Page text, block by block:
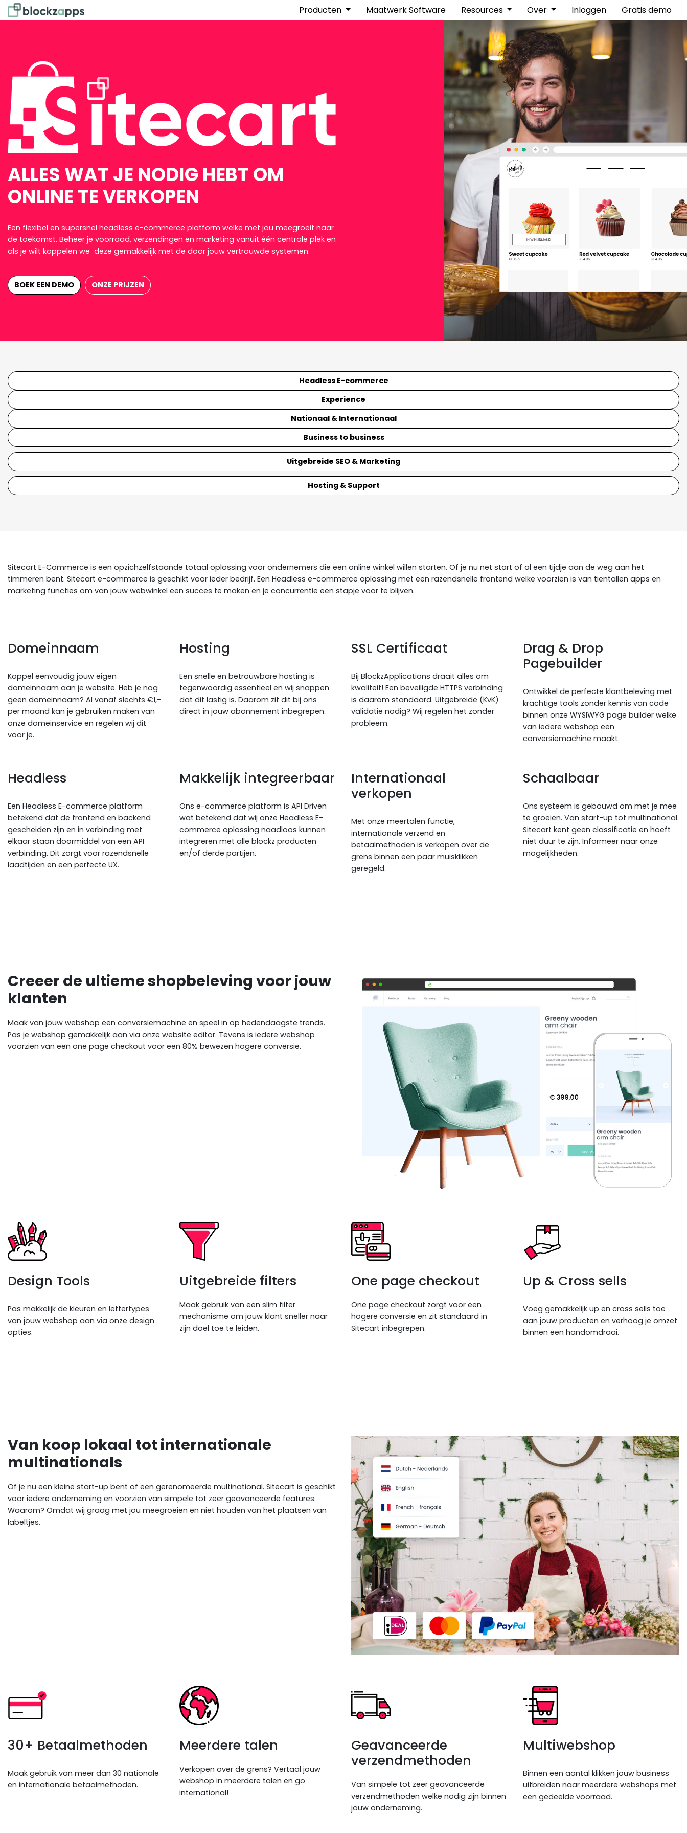
Producten
Met Skitle Editor maak en beheer je eenvoudig je eigen website.
Verkoop jouw producten online met ons headless e-commerce platform Sitecart
Transparante prijzen voor onze website en webshop producten.
Maatwerk Software Resources
Blockz Talk
Het laatste nieuws, rapportages en weetjes
Release notes
De laatste updates en nieuwste features
Over
Ons verhaal
Blockzapps het modulaire API based
Carriere
Wij zijn altijd op zoek naar toppers.
Partner worden
Sluit je bij ons aan als partner en werk
Contact
Heb je vragen of opmerkingen? Wij zijn
Inloggen Gratis demo
ALLES WAT JE NODIG HEBT OM
ONLINE TE VERKOPEN
Een flexibel en supersnel headless e-commerce platform welke met jou meegroeit naar
de toekomst. Beheer je voorraad, verzendingen en marketing vanuit één centrale plek en
als je wilt koppelen we deze gemakkelijk met de door jouw vertrouwde systemen.
BOEK EEN DEMO ONZE PRIJZEN
Headless E-commerce
Experience
Nationaal & Internationaal
Business to business
Uitgebreide SEO & Marketing
Hosting & Support
Sitecart E-Commerce is een opzichzelfstaande totaal oplossing voor ondernemers die een online winkel willen starten. Of je nu net start of al een tijdje aan de weg aan het
timmeren bent. Sitecart e-commerce is geschikt voor ieder bedrijf. Een Headless e-commerce oplossing met een razendsnelle frontend welke voorzien is van tientallen apps en
marketing functies om van jouw webwinkel een succes te maken en je concurrentie een stapje voor te blijven.
Domeinnaam
Koppel eenvoudig jouw eigen
domeinnaam aan je website. Heb je nog
geen domeinnaam? Al vanaf slechts €1,-
per maand kan je gebruiken maken van
onze domeinservice en regelen wij dit
voor je.
Hosting
Een snelle en betrouwbare hosting is
tegenwoordig essentieel en wij snappen
dat dit lastig is. Daarom zit dit bij ons
direct in jouw abonnement inbegrepen.
SSL Certificaat
Bij BlockzApplications draait alles om
kwaliteit! Een beveiligde HTTPS verbinding
is daarom standaard. Uitgebreide (KvK)
validatie nodig? Wij regelen het zonder
probleem.
Drag & Drop
Pagebuilder
Ontwikkel de perfecte klantbeleving met
krachtige tools zonder kennis van code
binnen onze WYSIWYG page builder welke
van iedere webshop een
conversiemachine maakt.
Headless
Een Headless E-commerce platform
betekend dat de frontend en backend
gescheiden zijn en in verbinding met
elkaar staan doormiddel van een API
verbinding. Dit zorgt voor razendsnelle
laadtijden en een perfecte UX.
Makkelijk integreerbaar
Ons e-commerce platform is API Driven
wat betekend dat wij onze Headless E-
commerce oplossing naadloos kunnen
integreren met alle blockz producten
en/of derde partijen.
Internationaal
verkopen
Met onze meertalen functie,
internationale verzend en
betaalmethoden is verkopen over de
grens binnen een paar muisklikken
geregeld.
Schaalbaar
Ons systeem is gebouwd om met je mee
te groeien. Van start-up tot multinational.
Sitecart kent geen classificatie en hoeft
niet duur te zijn. Informeer naar onze
mogelijkheden.
Creeer de ultieme shopbeleving voor jouw
klanten
Maak van jouw webshop een conversiemachine en speel in op hedendaagste trends.
Pas je webshop gemakkelijk aan via onze website editor. Tevens is iedere webshop
voorzien van een one page checkout voor een 80% bewezen hogere conversie.
Design Tools
Pas makkelijk de kleuren en lettertypes
van jouw webshop aan via onze design
opties.
Uitgebreide filters
Maak gebruik van een slim filter
mechanisme om jouw klant sneller naar
zijn doel toe te leiden.
One page checkout
One page checkout zorgt voor een
hogere conversie en zit standaard in
Sitecart inbegrepen.
Up & Cross sells
Voeg gemakkelijk up en cross sells toe
aan jouw producten en verhoog je omzet
binnen een handomdraai.
Van koop lokaal tot internationale
multinationals
Of je nu een kleine start-up bent of een gerenomeerde multinational. Sitecart is geschikt
voor iedere onderneming en voorzien van simpele tot zeer geavanceerde features.
Waarom? Omdat wij graag met jou meegroeien en niet houden van het plaatsen van
labeltjes.
30+ Betaalmethoden
Maak gebruik van meer dan 30 nationale
en internationale betaalmethoden.
Meerdere talen
Verkopen over de grens? Vertaal jouw
webshop in meerdere talen en go
international!
Geavanceerde
verzendmethoden
Van simpele tot zeer geavanceerde
verzendmethoden welke nodig zijn binnen
jouw onderneming.
Multiwebshop
Binnen een aantal klikken jouw business
uitbreiden naar meerdere webshops met
een gedeelde voorraad.